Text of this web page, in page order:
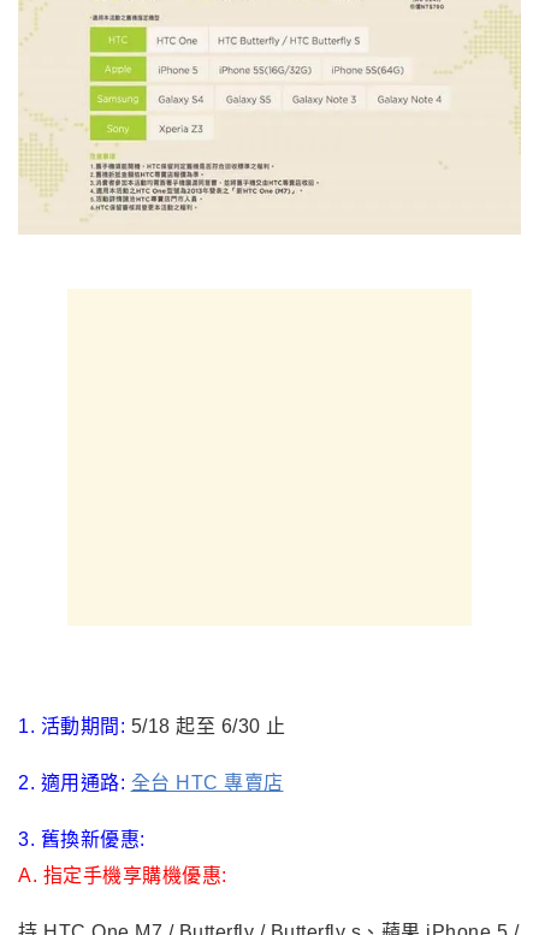
1. 活動期間: 5/18 起至 6/30 止
2. 適用通路: 全台 HTC 專賣店
3. 舊換新優惠:
A. 指定手機享購機優惠: